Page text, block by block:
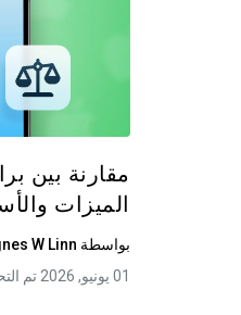
مقارنة بين
الميزات
بواسطة W Linn
01 يونيو, 2026 تم التحديث بتاريخ